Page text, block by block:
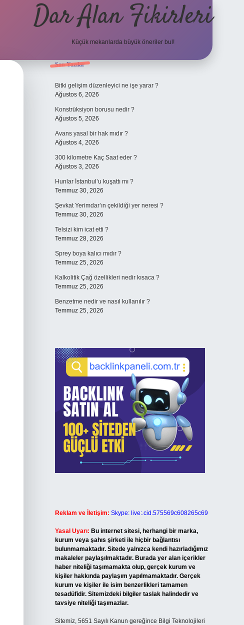
Dar Alan Fikirleri
Küçük mekanlarda büyük öneriler bul!
Sidebar
Son Yazılar
Bitki gelişim düzenleyici ne işe yarar ?
Ağustos 6, 2026
Konstrüksiyon borusu nedir ?
Ağustos 5, 2026
Avans yasal bir hak mıdır ?
Ağustos 4, 2026
300 kilometre Kaç Saat eder ?
Ağustos 3, 2026
Hunlar İstanbul’u kuşattı mı ?
Temmuz 30, 2026
Şevkat Yerimdar’ın çekildiği yer neresi ?
Temmuz 30, 2026
Telsizi kim icat etti ?
Temmuz 28, 2026
Sprey boya kalıcı mıdır ?
Temmuz 25, 2026
Kalkolitik Çağ özellikleri nedir kısaca ?
Temmuz 25, 2026
Benzetme nedir ve nasıl kullanılır ?
Temmuz 25, 2026
Reklam ve İletişim: Skype: live:.cid.575569c608265c69
Yasal Uyarı: Bu internet sitesi, herhangi bir marka,
kurum veya şahıs şirketi ile hiçbir bağlantısı
bulunmamaktadır. Sitede yalnızca kendi hazırladığımız
makaleler paylaşılmaktadır. Burada yer alan içerikler
haber niteliği taşımamakta olup, gerçek kurum ve
kişiler hakkında paylaşım yapılmamaktadır. Gerçek
kurum ve kişiler ile isim benzerlikleri tamamen
tesadüfidir. Sitemizdeki bilgiler taslak halindedir ve
tavsiye niteliği taşımazlar.
Sitemiz, 5651 Sayılı Kanun gereğince Bilgi Teknolojileri